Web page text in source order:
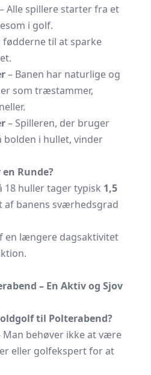
– Alle spillere starter fra et
i golf.
fødderne til at sparke
– Banen har naturlige og
som træstammer,
– Spilleren, der bruger
i hullet, vinder
Runde?
18 huller tager typisk 1,5
banens sværhedsgrad
en længere dagsaktivitet
– En Aktiv og Sjov
til Polterabend?
Man behøver ikke at være
eller golfekspert for at